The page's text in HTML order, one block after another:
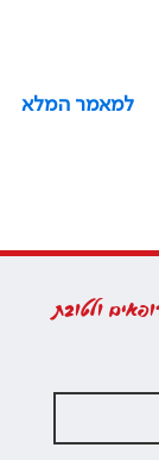
למאמר המלא
ולטובת